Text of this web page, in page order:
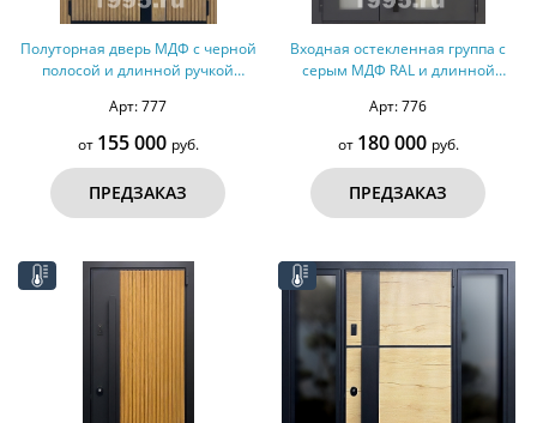
Полуторная дверь МДФ с черной
полосой и длинной ручкой
Арт: 777
от 155 000 руб.
ПРЕДЗАКАЗ
Входная остекленная группа с
серым МДФ RAL и длинной
Арт: 776
от 180 000 руб.
ПРЕДЗАКАЗ